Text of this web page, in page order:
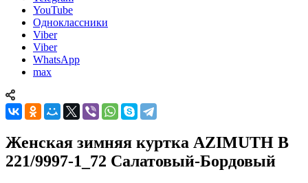
YouTube
Одноклассники
Viber
Viber
WhatsApp
max
Женская зимняя куртка AZIMUTH В
221/9997-1_72 Салатовый-Бордовый